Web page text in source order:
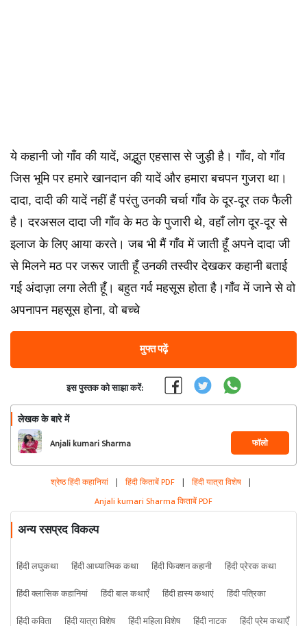
ये कहानी जो गाँव की यादें, अद्भुत एहसास से जुड़ी है। गाँव, वो गाँव
जिस भूमि पर हमारे खानदान की यादें और हमारा बचपन गुजरा था।
दादा, दादी की यादें नहीं हैं परंतु उनकी चर्चा गाँव के दूर-दूर तक फैली
है। दरअसल दादा जी गाँव के मठ के पुजारी थे, वहाँ लोग दूर-दूर से
इलाज के लिए आया करते। जब भी मैं गाँव में जाती हूँ अपने दादा जी
से मिलने मठ पर जरूर जाती हूँ उनकी तस्वीर देखकर कहानी बताई
गई अंदाज़ा लगा लेती हूँ। बहुत गर्व महसूस होता है।गाँव में जाने से वो
अपनापन महसूस होना, वो बच्चे
मुफ्त पढ़ें
इस पुस्तक को साझा करें:
लेखक के बारे में
Anjali kumari Sharma फॉलो
श्रेष्ठ हिंदी कहानियां | हिंदी किताबें PDF | हिंदी यात्रा विशेष |
Anjali kumari Sharma किताबें PDF
अन्य रसप्रद विकल्प
हिंदी लघुकथा हिंदी आध्यात्मिक कथा हिंदी फिक्शन कहानी
हिंदी प्रेरक कथा
हिंदी क्लासिक कहानियां
हिंदी बाल कथाएँ हिंदी हास्य कथाएं
हिंदी पत्रिका
हिंदी कविता
हिंदी यात्रा विशेष हिंदी महिला विशेष हिंदी नाटक हिंदी प्रेम कथाएँ